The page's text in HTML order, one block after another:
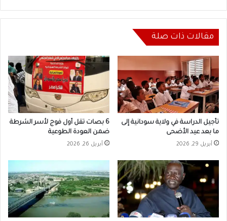
مقالات ذات صلة
تأجيل الدراسة في ولاية سودانية إلى
ما بعد عيد الأضحى
أبريل 29, 2026
6 بصات تقل أول فوج لأسر الشرطة
ضمن العودة الطوعية
أبريل 26, 2026